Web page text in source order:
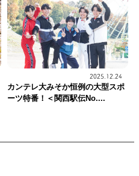
2025.12.24
カンテレ大みそか恒例の大型スポ
ーツ特番！＜関西駅伝No....